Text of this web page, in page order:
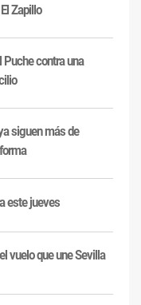
Zapillo
Puche contra una
siguen más de
este jueves
vuelo que une Sevilla